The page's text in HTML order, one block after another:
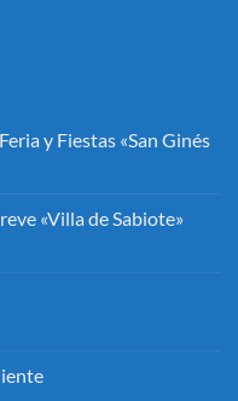
y Fiestas «San Ginés
«Villa de Sabiote»